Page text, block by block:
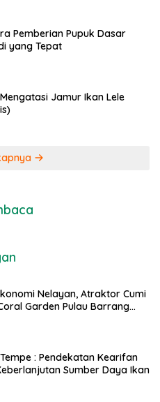
Pemberian Pupuk Dasar
yang Tepat
Jamur Ikan Lele
Nelayan, Atraktor Cumi
Garden Pulau Barrang
: Pendekatan Kearifan
Sumber Daya Ikan